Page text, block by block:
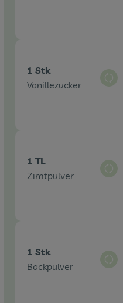
1 Stk
Vanillezucker
1 TL
Zimtpulver
1 Stk
Backpulver